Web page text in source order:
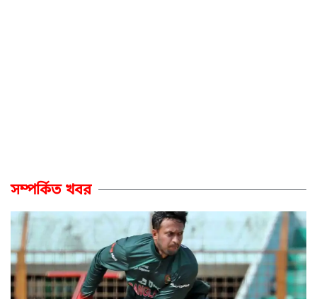
সম্পর্কিত খবর